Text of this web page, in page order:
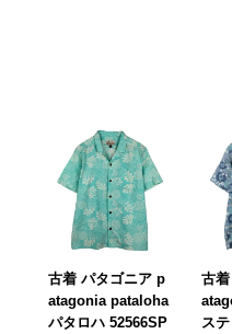
古着 パタゴニア p
atagonia pataloha
パタロハ 52566SP
古
ス